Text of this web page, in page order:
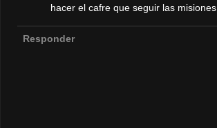
hacer el cafre que seguir las
Responder